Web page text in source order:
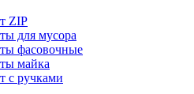
ZIP
для мусора
фасовочные
майка
с ручками